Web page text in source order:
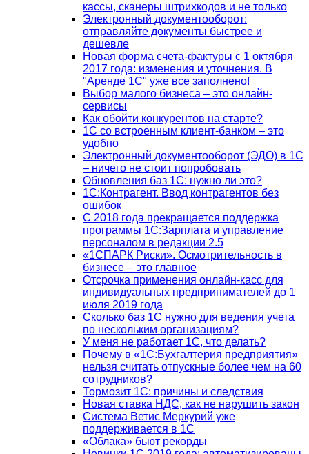
кассы, сканеры штрихкодов и не только
Электронный документооборот:
отправляйте документы быстрее и
дешевле
Новая форма счета-фактуры с 1 октября
2017 года: изменения и уточнения. В
"Аренде 1С" уже все заполнено!
Выбор малого бизнеса – это онлайн-
сервисы
Как обойти конкурентов на старте?
1C со встроенным клиент-банком – это
удобно
Электронный документооборот (ЭДО) в 1С
– ничего не стоит попробовать
Обновления баз 1С: нужно ли это?
1С:Контрагент. Ввод контрагентов без
ошибок
С 2018 года прекращается поддержка
программы 1С:Зарплата и управление
персоналом в редакции 2.5
«1СПАРК Риски». Осмотрительность в
бизнесе – это главное
Отсрочка применения онлайн-касс для
индивидуальных предпринимателей до 1
июля 2019 года
Сколько баз 1C нужно для ведения учета
по нескольким организациям?
У меня не работает 1С, что делать?
Почему в «1С:Бухгалтерия предприятия»
нельзя считать отпускные более чем на 60
сотрудников?
Тормозит 1C: причины и следствия
Новая ставка НДС, как не нарушить закон
Система Ветис Меркурий уже
поддерживается в 1С
«Облака» бьют рекорды